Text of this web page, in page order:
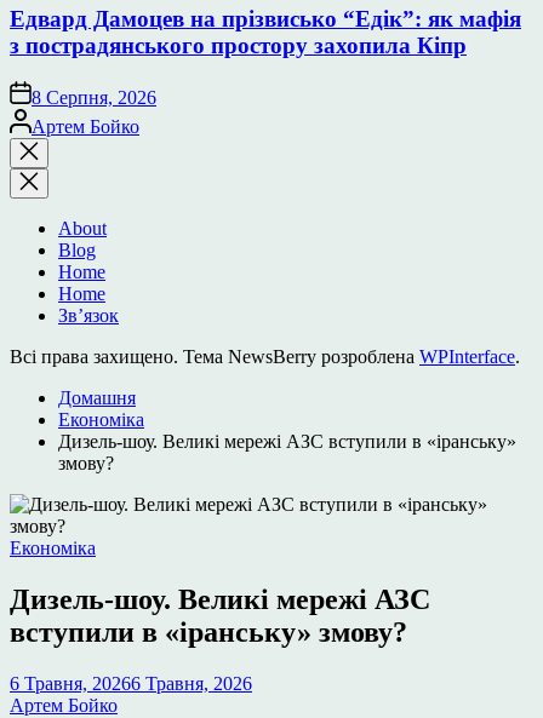
Едвард Дамоцев на прізвисько “Едік”: як мафія
з пострадянського простору захопила Кіпр
8 Серпня, 2026
Опубліковано
Артем Бойко
Закрити
пошук
About
Blog
Home
Home
Зв’язок
Всі права захищено. Тема NewsBerry розроблена WPInterface.
Домашня
Економіка
Дизель-шоу. Великі мережі АЗС вступили в «іранську»
змову?
Опублікувати
Економіка
Дизель-шоу. Великі мережі АЗС
вступили в «іранську» змову?
6 Травня, 20266 Травня, 2026
Артем Бойко